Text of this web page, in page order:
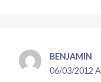
BENJAMIN
06/03/2012